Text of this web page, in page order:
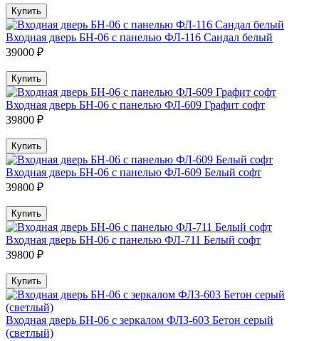
Купить
Входная дверь БН-06 с панелью ФЛ-116 Сандал белый
39000 ₽
Купить
Входная дверь БН-06 с панелью ФЛ-609 Графит софт
39800 ₽
Купить
Входная дверь БН-06 с панелью ФЛ-609 Белый софт
39800 ₽
Купить
Входная дверь БН-06 с панелью ФЛ-711 Белый софт
39800 ₽
Купить
Входная дверь БН-06 с зеркалом ФЛЗ-603 Бетон серый
(светлый)